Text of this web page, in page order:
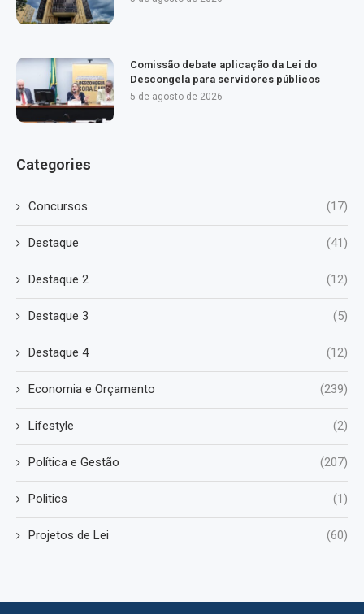
Comissão debate aplicação da Lei do
Descongela para servidores públicos
5 de agosto de 2026
Categories
Concursos (17)
Destaque (41)
Destaque 2 (12)
Destaque 3 (5)
Destaque 4 (12)
Economia e Orçamento (239)
Lifestyle (2)
Política e Gestão (207)
Politics (1)
Projetos de Lei (60)